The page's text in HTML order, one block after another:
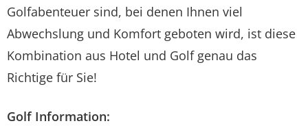
Golfabenteuer sind, bei denen Ihnen viel
Abwechslung und Komfort geboten wird, ist diese
Kombination aus Hotel und Golf genau das
Richtige für Sie!
Golf Information: